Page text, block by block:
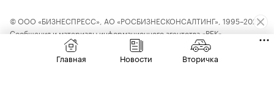
© ООО «БИЗНЕСПРЕСС», АО «РОСБИЗНЕСКОНСАЛТИНГ», 1995–2026.
Сообщения и материалы информационного агентства «РБК»
(свидетельство о регистрации средства массовой информации выдано
Федеральной службой по надзору в сфере связи, информационных
Главная Новости Вторичка